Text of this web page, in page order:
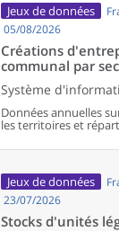
Jeux de données
05/08/2026
Créations
communal par
Système
Données annuelles
les territoires et
Jeux de données
23/07/2026
Stocks d'unités